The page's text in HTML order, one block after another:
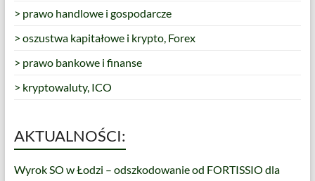
> prawo handlowe i gospodarcze
> oszustwa kapitałowe i krypto, Forex
> prawo bankowe i finanse
> kryptowaluty, ICO
AKTUALNOŚCI:
Wyrok SO w Łodzi – odszkodowanie od FORTISSIO dla